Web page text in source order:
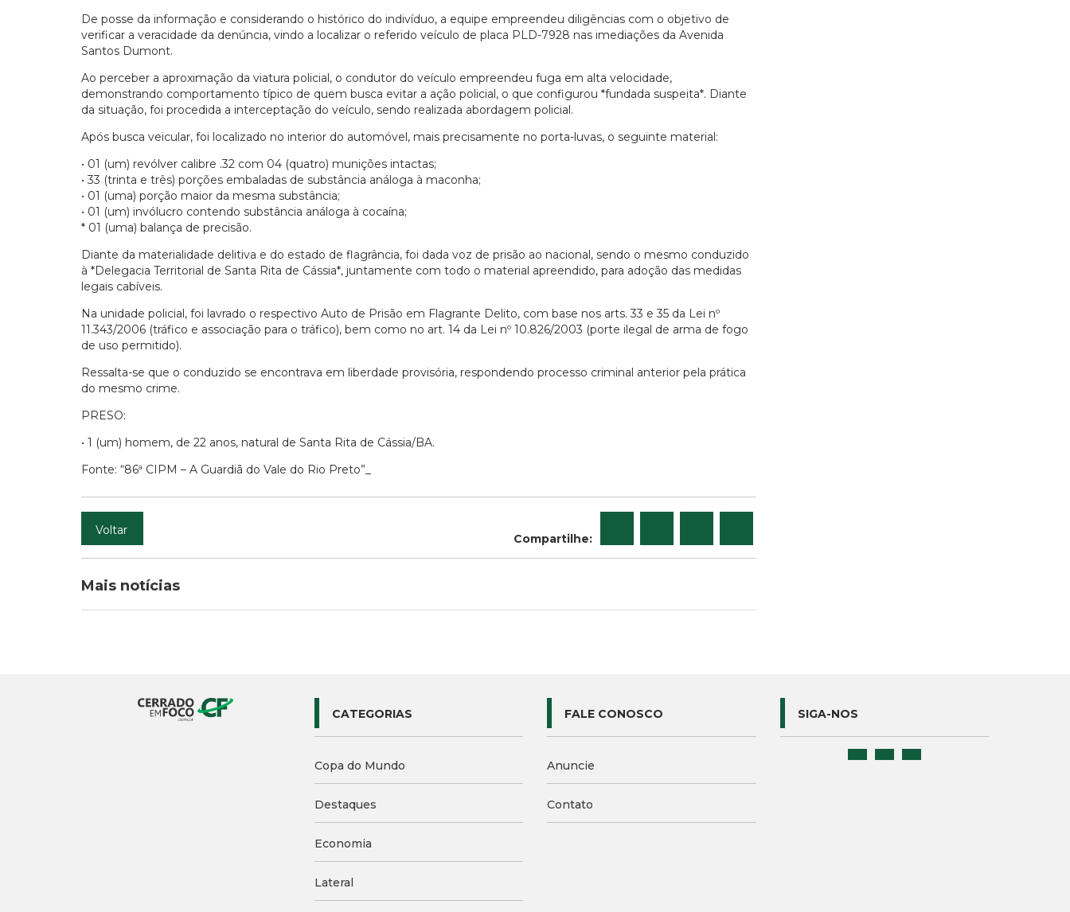
De posse da informação e considerando o histórico do indivíduo, a equipe empreendeu diligências com o objetivo de
verificar a veracidade da denúncia, vindo a localizar o referido veículo de placa PLD-7928 nas imediações da Avenida
Santos Dumont.
Ao perceber a aproximação da viatura policial, o condutor do veículo empreendeu fuga em alta velocidade,
demonstrando comportamento típico de quem busca evitar a ação policial, o que configurou *fundada suspeita*. Diante
da situação, foi procedida a interceptação do veículo, sendo realizada abordagem policial.
Após busca veicular, foi localizado no interior do automóvel, mais precisamente no porta-luvas, o seguinte material:
• 01 (um) revólver calibre .32 com 04 (quatro) munições intactas;
• 33 (trinta e três) porções embaladas de substância análoga à maconha;
• 01 (uma) porção maior da mesma substância;
• 01 (um) invólucro contendo substância análoga à cocaína;
* 01 (uma) balança de precisão.
Diante da materialidade delitiva e do estado de flagrância, foi dada voz de prisão ao nacional, sendo o mesmo conduzido
à *Delegacia Territorial de Santa Rita de Cássia*, juntamente com todo o material apreendido, para adoção das medidas
legais cabíveis.
Na unidade policial, foi lavrado o respectivo Auto de Prisão em Flagrante Delito, com base nos arts. 33 e 35 da Lei nº
11.343/2006 (tráfico e associação para o tráfico), bem como no art. 14 da Lei nº 10.826/2003 (porte ilegal de arma de fogo
de uso permitido).
Ressalta-se que o conduzido se encontrava em liberdade provisória, respondendo processo criminal anterior pela prática
do mesmo crime.
PRESO:
• 1 (um) homem, de 22 anos, natural de Santa Rita de Cássia/BA.
Fonte: “86ª CIPM – A Guardiã do Vale do Rio Preto”_
Voltar
Compartilhe:
Mais notícias
CATEGORIAS
Copa do Mundo
Destaques
Economia
Lateral
FALE CONOSCO
Anuncie
Contato
SIGA-NOS